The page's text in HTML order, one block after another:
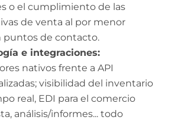
o el cumplimiento de las
de venta al por menor
puntos de contacto.
e integraciones:
nativos frente a API
visibilidad del inventario
real, EDI para el comercio
análisis/informes... todo